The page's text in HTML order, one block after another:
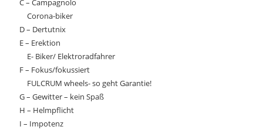
C – Campagnolo
Corona-biker
D – Dertutnix
E – Erektion
E- Biker/ Elektroradfahrer
F – Fokus/fokussiert
FULCRUM wheels- so geht Garantie!
G – Gewitter – kein Spaß
H – Helmpflicht
I – Impotenz